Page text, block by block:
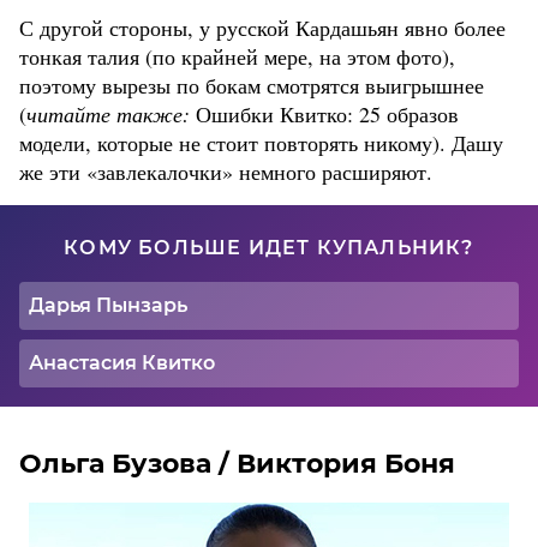
С другой стороны, у русской Кардашьян явно более
тонкая талия (по крайней мере, на этом фото),
поэтому вырезы по бокам смотрятся выигрышнее
(читайте также: Ошибки Квитко: 25 образов
модели, которые не стоит повторять никому). Дашу
же эти «завлекалочки» немного расширяют.
КОМУ БОЛЬШЕ ИДЕТ КУПАЛЬНИК?
Дарья Пынзарь
Анастасия Квитко
Ольга Бузова / Виктория Боня